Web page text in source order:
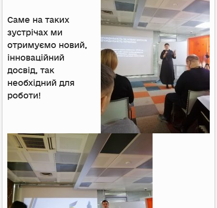
Саме на таких
зустрічах ми
отримуємо новий,
інноваційний
досвід, так
необхідний для
роботи!